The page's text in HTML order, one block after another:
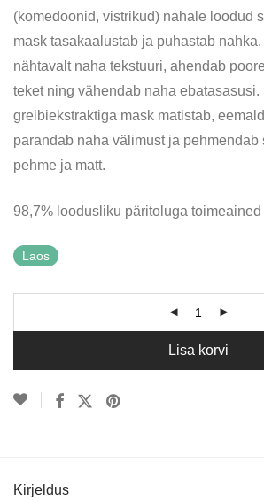
(komedoonid, vistrikud) nahale loodud
mask tasakaalustab ja puhastab
nähtavalt naha tekstuuri, ahendab
teket ning vähendab naha ebatasasusi.
greibiekstraktiga mask matistab,
parandab naha välimust ja pehmendab
pehme ja matt.
98,7% loodusliku päritoluga toimeained
Laos
Lisa korvi
Kirjeldus